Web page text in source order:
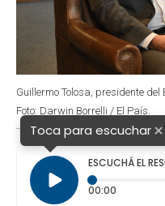
Guillermo Tolosa, presidente del
Foto: Darwin Borrelli / El País.
Toca para escuchar×
ESCUCHÁ EL
00:00 Tiempo